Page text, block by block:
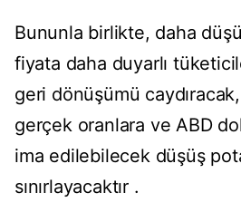
Bununla birlikte, daha
fiyata daha duyarlı
geri dönüşümü caydıracak,
gerçek oranlara ve ABD
ima edilebilecek düşüş
sınırlayacaktır .